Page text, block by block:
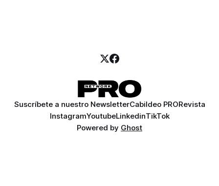
Suscríbete a nuestro NewsletterCabildeo PRORevista
InstagramYoutubeLinkedinTikTok
Powered by Ghost